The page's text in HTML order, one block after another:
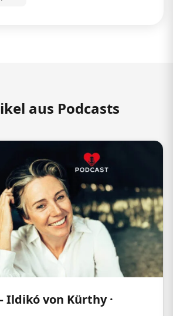
aus Podcasts
Ildikó von Kürthy ·